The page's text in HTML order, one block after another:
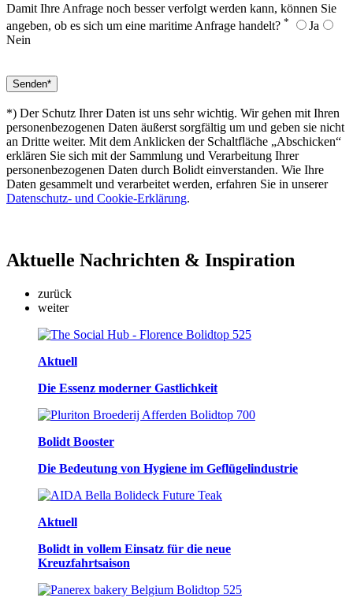
Damit Ihre Anfrage noch besser verfolgt werden kann, können Sie
angeben, ob es sich um eine maritime Anfrage handelt? *
Ja
Nein
*) Der Schutz Ihrer Daten ist uns sehr wichtig. Wir gehen mit Ihren
personenbezogenen Daten äußerst sorgfältig um und geben sie nicht
an Dritte weiter. Mit dem Anklicken der Schaltfläche „Abschicken“
erklären Sie sich mit der Sammlung und Verarbeitung Ihrer
personenbezogenen Daten durch Bolidt einverstanden. Wie Ihre
Daten gesammelt und verarbeitet werden, erfahren Sie in unserer
Datenschutz- und Cookie-Erklärung.
Aktuelle Nachrichten & Inspiration
zurück
weiter
Aktuell
Die Essenz moderner Gastlichkeit
Bolidt Booster
Die Bedeutung von Hygiene im Geflügelindustrie
Aktuell
Bolidt in vollem Einsatz für die neue
Kreuzfahrtsaison